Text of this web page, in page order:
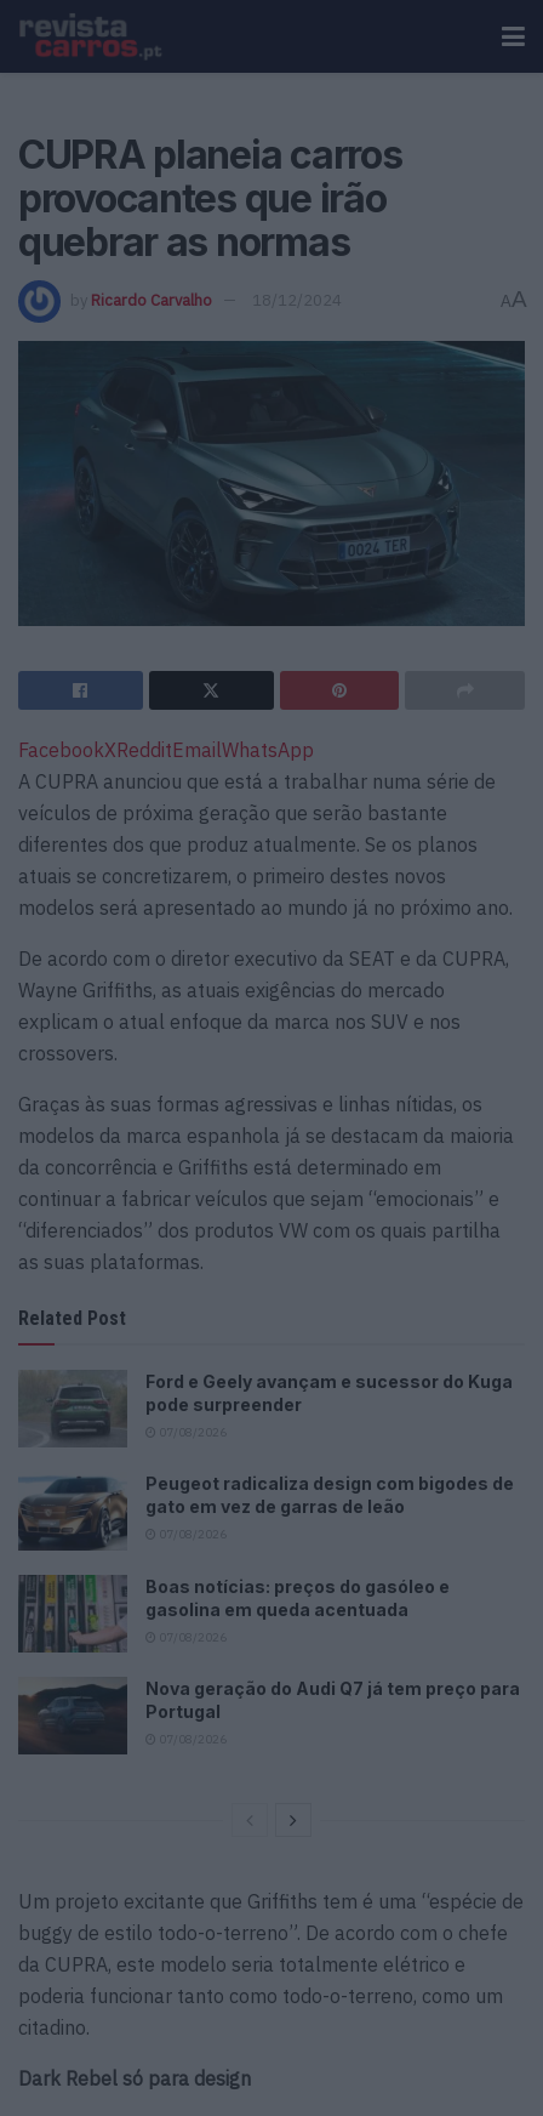
CUPRA planeia carros
provocantes que irão
quebrar as normas
by Ricardo Carvalho 18/12/2024 AA
FacebookXRedditEmailWhatsApp
A CUPRA anunciou que está a trabalhar numa série de
veículos de próxima geração que serão bastante
diferentes dos que produz atualmente. Se os planos
atuais se concretizarem, o primeiro destes novos
modelos será apresentado ao mundo já no próximo ano.
De acordo com o diretor executivo da SEAT e da CUPRA,
Wayne Griffiths, as atuais exigências do mercado
explicam o atual enfoque da marca nos SUV e nos
crossovers.
Graças às suas formas agressivas e linhas nítidas, os
modelos da marca espanhola já se destacam da maioria
da concorrência e Griffiths está determinado em
continuar a fabricar veículos que sejam “emocionais” e
“diferenciados” dos produtos VW com os quais partilha
as suas plataformas.
Related Post
Ford e Geely avançam e sucessor do Kuga
pode surpreender
Peugeot radicaliza design com bigodes de
gato em vez de garras de leão
Boas notícias: preços do gasóleo e
gasolina em queda acentuada
Nova geração do Audi Q7 já tem preço para
Portugal
Um projeto excitante que Griffiths tem é uma “espécie de
buggy de estilo todo-o-terreno”. De acordo com o chefe
da CUPRA, este modelo seria totalmente elétrico e
poderia funcionar tanto como todo-o-terreno, como um
citadino.
Dark Rebel só para design